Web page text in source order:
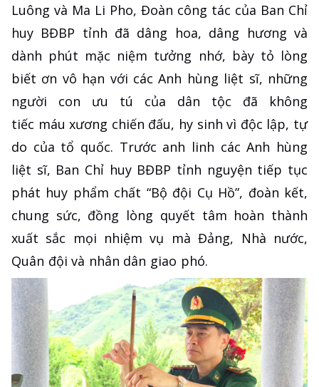
Luông và Ma Li Pho, Đoàn công tác của Ban Chỉ
huy BĐBP tỉnh đã dâng hoa, dâng hương và
dành phút mặc niệm tưởng nhớ, bày tỏ lòng
biết ơn vô hạn với các Anh hùng liệt sĩ, những
người con ưu tú của dân tộc đã không
tiếc máu xương chiến đấu, hy sinh vì độc lập, tự
do của tổ quốc. Trước anh linh các Anh hùng
liệt sĩ, Ban Chỉ huy BĐBP tỉnh nguyện tiếp tục
phát huy phẩm chất “Bộ đội Cụ Hồ”, đoàn kết,
chung sức, đồng lòng quyết tâm hoàn thành
xuất sắc mọi nhiệm vụ mà Đảng, Nhà nước,
Quân đội và nhân dân giao phó.